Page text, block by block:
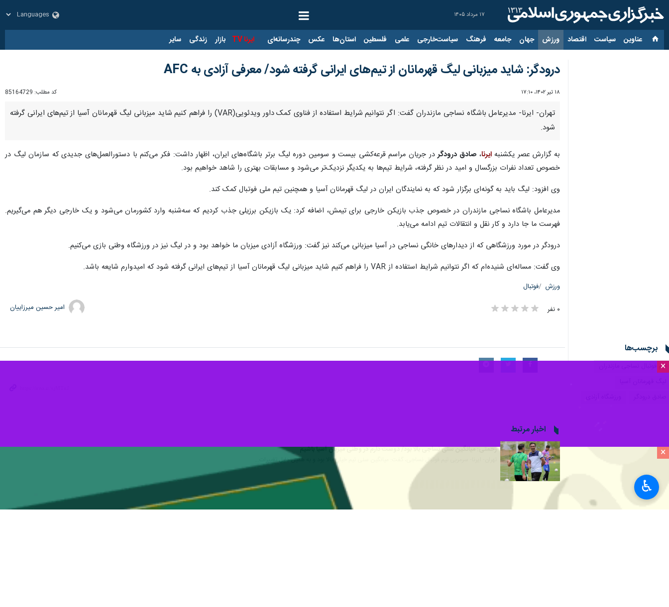
۱۷ مرداد ۱۴۰۵
عناوین‌ سیاست اقتصاد ورزش جهان جامعه فرهنگ سیاست‌خارجی علمی فلسطین استان‌ها عکس چندرسانه‌ای ایرنا TV بازار زندگی سایر
×
×
درودگر: شاید میزبانی لیگ قهرمانان از تیم‌های ایرانی گرفته شود/ معرفی آزادی به AFC
۱۸ تیر ۱۴۰۲، ۱۷:۱۰ کد مطلب: 85164729
تهران- ایرنا- مدیرعامل باشگاه نساجی مازندران گفت: اگر نتوانیم شرایط استفاده از فناوی کمک داور ویدئویی(VAR) را فراهم کنیم شاید میزبانی لیگ قهرمانان آسیا از تیم‌های ایرانی گرفته
شود.
به گزارش عصر یکشنبهایرنا،صادق درودگردر جریان مراسم قرعه‌کشی بیست و سومین دوره لیگ برتر باشگاه‌های ایران، اظهار داشت: فکر می‌کنم با دستورالعمل‌های جدیدی که سازمان لیگ در
خصوص تعداد نفرات بزرگسال و امید در نظر گرفته، شرایط تیم‌ها به یکدیگر نزدیک‌تر می‌شود و مسابقات بهتری را شاهد خواهیم بود.
وی افزود: لیگ باید به گونه‌ای برگزار شود که به نمایندگان ایران در لیگ قهرمانان آسیا و همچنین تیم ملی فوتبال کمک کند.
مدیرعامل باشگاه نساجی مازندران در خصوص جذب بازیکن خارجی برای تیمش، اضافه کرد: یک بازیکن برزیلی جذب کردیم که سه‌شنبه وارد کشورمان می‌شود و یک خارجی دیگر هم می‌گیریم.
فهرست ما جا دارد و کار نقل و انتقالات تیم ادامه می‌یابد.
درودگر در مورد ورزشگاهی که از دیدارهای خانگی نساجی در آسیا میزبانی می‌کند نیز گفت: ورزشگاه آزادی میزبان ما خواهد بود و در لیگ نیز در ورزشگاه وطنی بازی می‌کنیم.
وی گفت: مساله‌ای شنیده‌ام که اگر نتوانیم شرایط استفاده از VAR را فراهم کنیم شاید میزبانی لیگ قهرمانان آسیا از تیم‌های ایرانی گرفته شود که امیدوارم شایعه باشد.
ورزش فوتبال
۰ نفر امیر حسین میرزاییان
برچسب‌ها
تیم فوتبال نساجی مازندران
اخبار مرتبط
رحمتی: میانگین سنی نساجی بالا بود/ دوست دارم در وطنی میزبان آسیا باشیم
تهران- ایرنا- سرمربی تیم فوتبال نساجی، گفت: میانگین سنی تیم خیلی بالا بود و به همین دلیل تغییرات…
♿︎